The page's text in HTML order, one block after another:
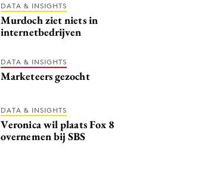
DATA & INSIGHTS
Murdoch ziet niets in
internetbedrijven
DATA & INSIGHTS
Marketeers gezocht
DATA & INSIGHTS
Veronica wil plaats Fox 8
overnemen bij SBS